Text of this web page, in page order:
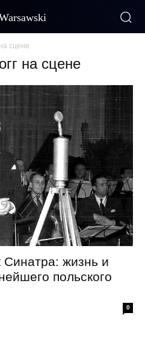
сцене
на сцене
жизнь и
польского
0